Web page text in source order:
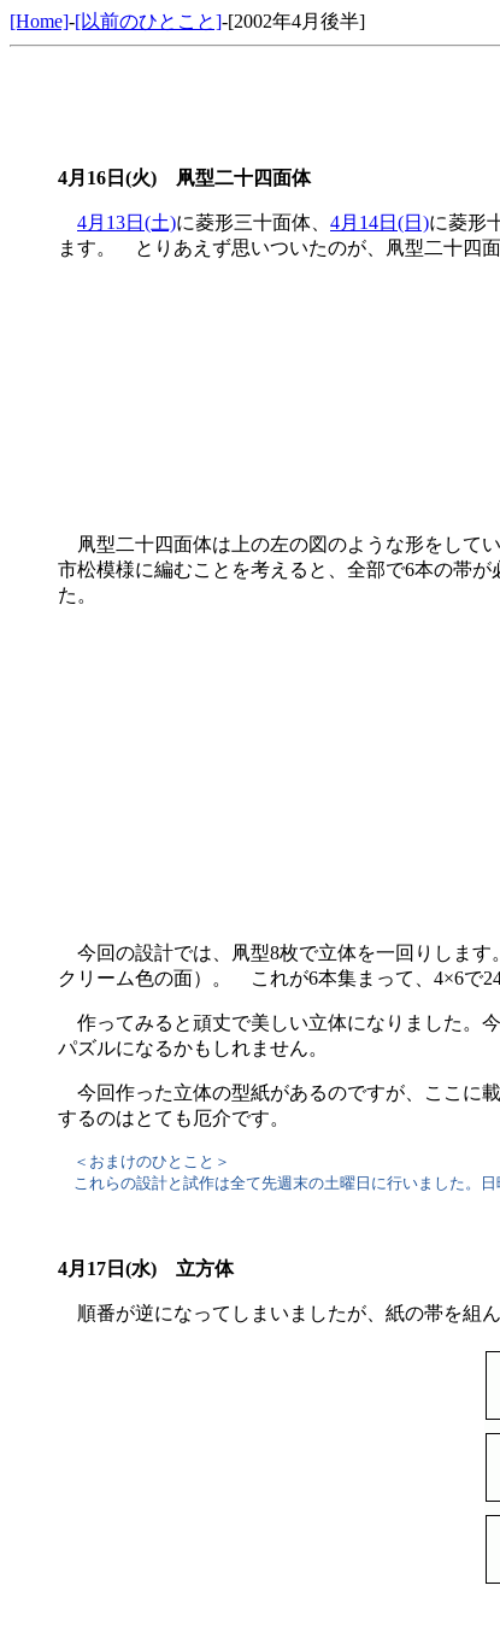
[Home]-[以前のひとこと]-[2002年4月後半]
4月16日(火) 凧型二十四面体
4月13日(土)に菱形三十面体、 4月14日(日)に菱形
ます。 とりあえず思いついたのが、凧型二十四面
凧型二十四面体は上の左の図のような形をして
市松模様に編むことを考えると、全部で6本の帯
た。
今回の設計では、凧型8枚で立体を一回りします
クリーム色の面）。 これが6本集まって、4×6で24
作ってみると頑丈で美しい立体になりました。
パズルになるかもしれません。
今回作った立体の型紙があるのですが、ここに
するのはとても厄介です。
＜おまけのひとこと＞
これらの設計と試作は全て先週末の土曜日に行いました。
4月17日(水) 立方体
順番が逆になってしまいましたが、紙の帯を組